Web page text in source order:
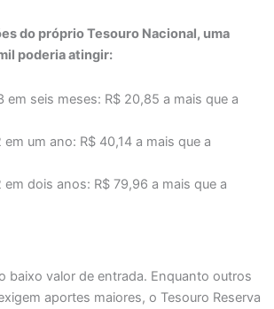
do próprio Tesouro Nacional, uma
poderia atingir:
em seis meses: R$ 20,85 a mais que a
em um ano: R$ 40,14 a mais que a
em dois anos: R$ 79,96 a mais que a
baixo valor de entrada. Enquanto outros
aportes maiores, o Tesouro Reserva